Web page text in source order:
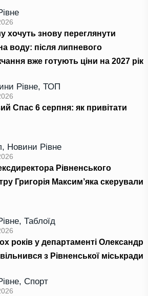
хочуть знову переглянути
воду: після липневого
вже готують ціни на 2027 рік
Рівне, ТОП
Спас 6 серпня: як привітати
, Новини Рівне
Рівненського
Григорія Максим’яка скерували
, Таблоїд
років у департаменті Олександр
з Рівненської міськради
, Спорт